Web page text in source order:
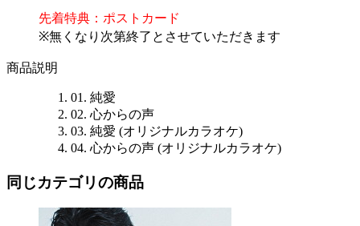
先着特典：ポストカード
※無くなり次第終了とさせていただきます
商品説明
01. 純愛
02. 心からの声
03. 純愛 (オリジナルカラオケ)
04. 心からの声 (オリジナルカラオケ)
同じカテゴリの商品